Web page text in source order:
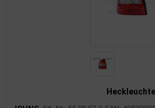
Heckleuchte